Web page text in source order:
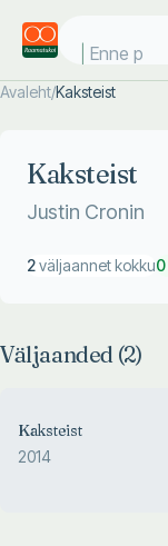
Enne pä
Avaleht/Kaksteist
Kaksteist
Justin Cronin
2väljaannet kokku0
Väljaanded (2)
Kaksteist
2014